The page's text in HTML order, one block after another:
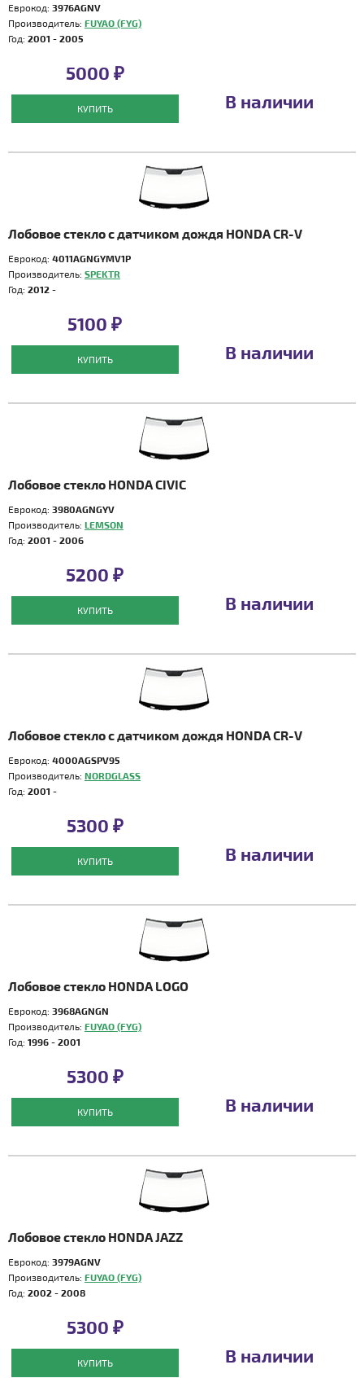
Еврокод: 3976AGNV
Производитель: FUYAO (FYG)
Год: 2001 - 2005
5000 ₽
КУПИТЬ В наличии
Лобовое стекло с датчиком дождя HONDA CR-V
Еврокод: 4011AGNGYMV1P
Производитель: SPEKTR
Год: 2012 -
5100 ₽
КУПИТЬ В наличии
Лобовое стекло HONDA CIVIC
Еврокод: 3980AGNGYV
Производитель: LEMSON
Год: 2001 - 2006
5200 ₽
КУПИТЬ В наличии
Лобовое стекло с датчиком дождя HONDA CR-V
Еврокод: 4000AGSPV95
Производитель: NORDGLASS
Год: 2001 -
5300 ₽
КУПИТЬ В наличии
Лобовое стекло HONDA LOGO
Еврокод: 3968AGNGN
Производитель: FUYAO (FYG)
Год: 1996 - 2001
5300 ₽
КУПИТЬ В наличии
Лобовое стекло HONDA JAZZ
Еврокод: 3979AGNV
Производитель: FUYAO (FYG)
Год: 2002 - 2008
5300 ₽
КУПИТЬ В наличии